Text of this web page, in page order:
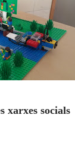
xarxes socials